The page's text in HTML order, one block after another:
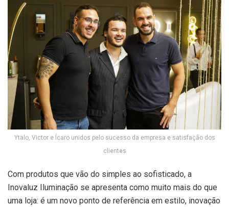
Ytalo, Victor e Ícaro unidos pelo sucesso da empresa e satisfação dos
clientes
Com produtos que vão do simples ao sofisticado, a
Inovaluz Iluminação se apresenta como muito mais do que
uma loja: é um novo ponto de referência em estilo, inovação